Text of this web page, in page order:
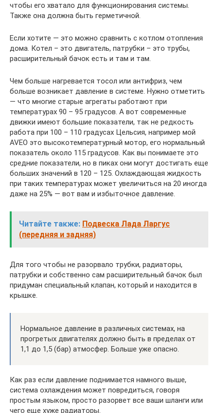
чтобы его хватало для функционирования системы.
Также она должна быть герметичной.
Если хотите — это можно сравнить с котлом отопления
дома. Котел – это двигатель, патрубки – это трубы,
расширительный бачок есть и там и там.
Чем больше нагревается тосол или антифриз, чем
больше возникает давление в системе. Нужно отметить
— что многие старые агрегаты работают при
температурах 90 – 95 градусов. А вот современные
движки имеют большие показатели, так не редкость
работа при 100 – 110 градусах Цельсия, например мой
AVEO это высокотемпературный мотор, его нормальный
показатель около 115 градусов. Как вы понимаете это
средние показатели, но в пиках они могут достигать еще
больших значений в 120 – 125. Охлаждающая жидкость
при таких температурах может увеличиться на 20 иногда
даже на 25% — вот вам и избыточное давление.
Читайте также: Подвеска Лада Ларгус
(передняя и задняя)
Для того чтобы не разорвало трубки, радиаторы,
патрубки и собственно сам расширительный бачок был
придуман специальный клапан, который и находится в
крышке.
Нормальное давление в различных системах, на
прогретых двигателях должно быть в пределах от
1,1 до 1,5 (бар) атмосфер. Больше уже опасно.
Как раз если давление поднимается намного выше,
система охлаждения может повредиться, говоря
простым языком, просто разорвет все ваши шланги или
чего еще хуже радиаторы.